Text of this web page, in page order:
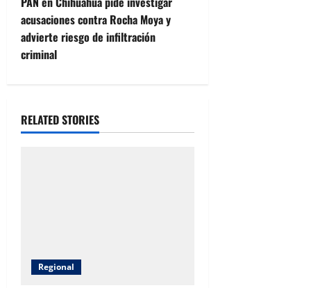
t
n
a
i
acusaciones contra Rocha Moya y
advierte riesgo de infiltración
criminal
RELATED STORIES
Regional